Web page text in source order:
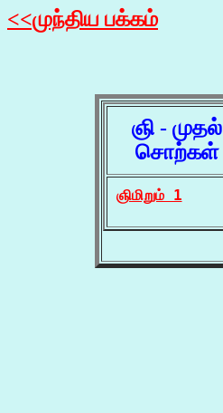
<<முந்திய பக்கம்
ஞி - முதல்
சொற்கள்
ஞிமிறும் 1